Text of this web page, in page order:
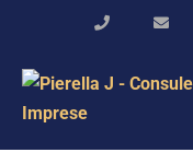
contenuto